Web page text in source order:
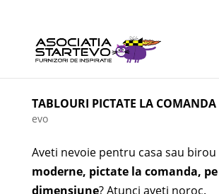
TABLOURI PICTATE LA COMANDA
evo
Aveti nevoie pentru casa sau birou
moderne, pictate la comanda,
dimensiune? Atunci aveti noroc.